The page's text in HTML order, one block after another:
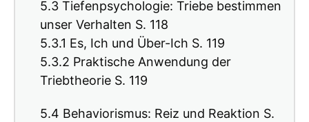
5.3 Tiefenpsychologie: Triebe bestimmen
unser Verhalten S. 118
5.3.1 Es, Ich und Über-Ich S. 119
5.3.2 Praktische Anwendung der
Triebtheorie S. 119
5.4 Behaviorismus: Reiz und Reaktion S.